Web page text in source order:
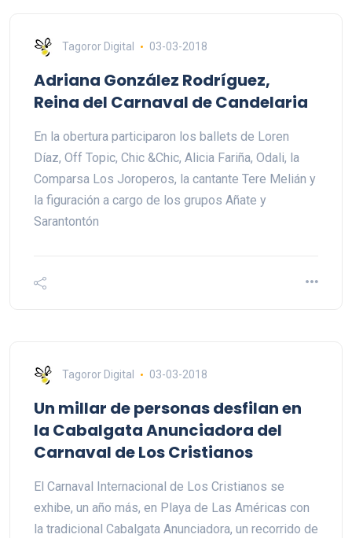
Tagoror Digital 03-03-2018
Adriana González Rodríguez,
Reina del Carnaval de Candelaria
En la obertura participaron los ballets de Loren
Díaz, Off Topic, Chic &Chic, Alicia Fariña, Odali, la
Comparsa Los Joroperos, la cantante Tere Melián y
la figuración a cargo de los grupos Añate y
Sarantontón
Tagoror Digital 03-03-2018
Un millar de personas desfilan en
la Cabalgata Anunciadora del
Carnaval de Los Cristianos
El Carnaval Internacional de Los Cristianos se
exhibe, un año más, en Playa de Las Américas con
la tradicional Cabalgata Anunciadora, un recorrido de